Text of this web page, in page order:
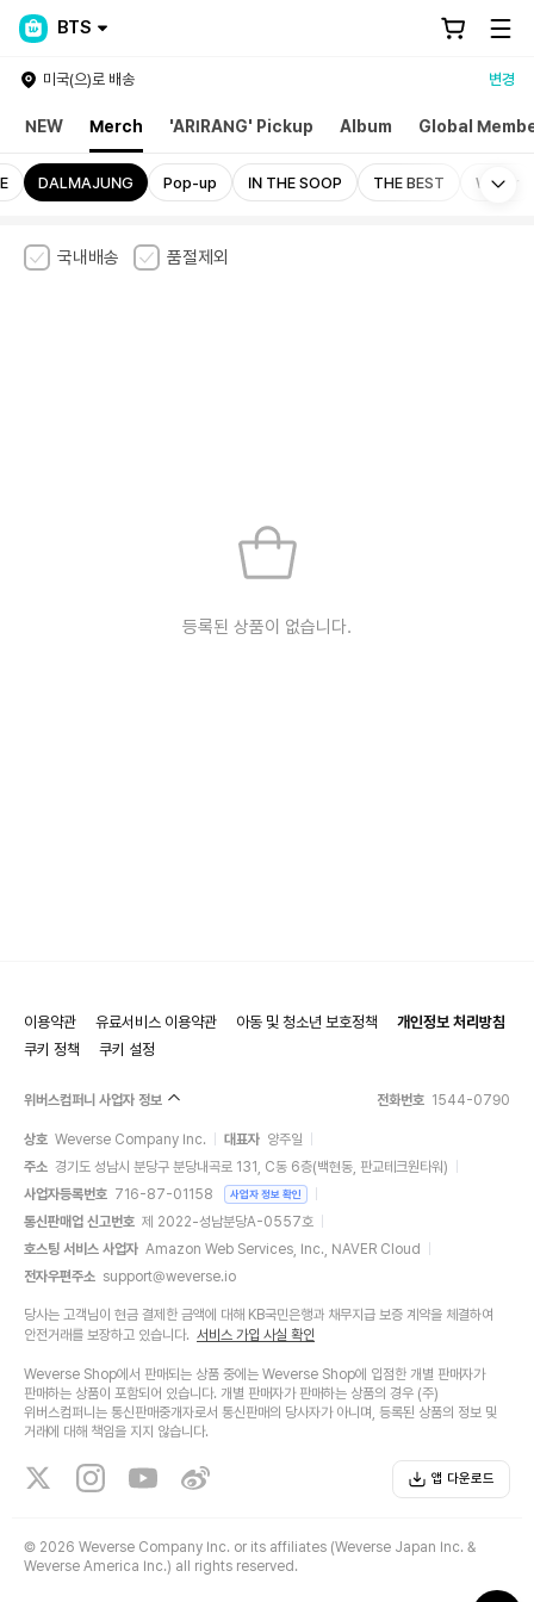
BTS
미국(으)로 배송 변경
NEW Merch 'ARIRANG' Pickup Album Global
DALMAJUNG Pop-up IN THE SOOP THE BEST Water
국내배송 품절제외
등록된 상품이 없습니다.
이용약관 유료서비스 이용약관 아동 및 청소년 보호정책
개인정보 처리방침
쿠키 정책
쿠키 설정
위버스컴퍼니 사업자 정보 전화번호 1544-0790
상호 Weverse Company Inc. 대표자 양주일
주소 경기도 성남시 분당구 분당내곡로 131, C동 6층(백현동, 판교테크원타워)
사업자등록번호 716-87-01158 사업자 정보 확인
통신판매업 신고번호 제 2022-성남분당A-0557호
호스팅 서비스 사업자 Amazon Web Services, Inc., NAVER Cloud
전자우편주소 support@weverse.io
당사는 고객님이 현금 결제한 금액에 대해 KB국민은행과 채무지급 보증 계약을 체결하여
안전거래를 보장하고 있습니다. 서비스 가입 사실 확인
Weverse Shop에서 판매되는 상품 중에는 Weverse Shop에 입점한 개별 판매자가
판매하는 상품이 포함되어 있습니다. 개별 판매자가 판매하는 상품의 경우 (주)
위버스컴퍼니는 통신판매중개자로서 통신판매의 당사자가 아니며, 등록된 상품의 정보 및
거래에 대해 책임을 지지 않습니다.
앱 다운로드
© 2026 Weverse Company Inc. or its affiliates (Weverse Japan Inc. &
Weverse America Inc.) all rights reserved.